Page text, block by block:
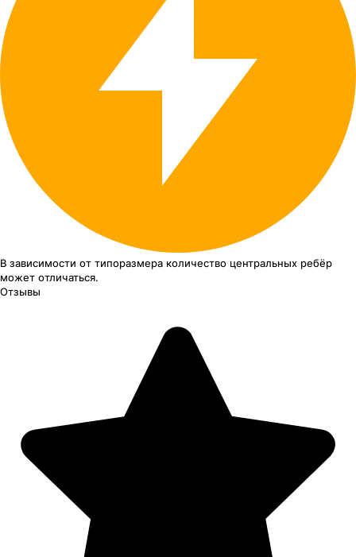
В зависимости от типоразмера количество центральных ребёр
может отличаться.
Отзывы